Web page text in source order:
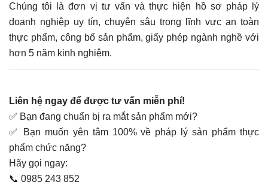
Chúng tôi là đơn vị tư vấn và thực hiện hồ sơ pháp lý
doanh nghiệp uy tín, chuyên sâu trong lĩnh vực an toàn
thực phẩm, công bố sản phẩm, giấy phép ngành nghề với
hơn 5 năm kinh nghiệm.
Liên hệ ngay để được tư vấn miễn phí!
✅ Bạn đang chuẩn bị ra mắt sản phẩm mới?
✅ Bạn muốn yên tâm 100% về pháp lý sản phẩm thực
phẩm chức năng?
Hãy gọi ngay:
📞 0985 243 852